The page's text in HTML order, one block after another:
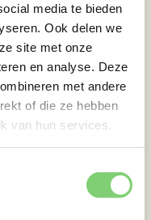
media te bieden
Ook delen we
site met onze
en analyse. Deze
met andere
of die ze hebben
van hun services.
de barbecue en
de chili
in een ruime